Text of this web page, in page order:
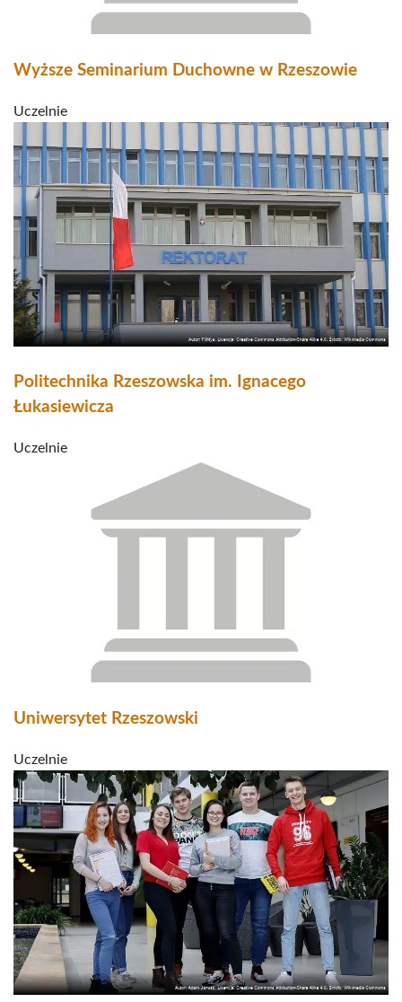
Wyższe Seminarium Duchowne w Rzeszowie
Uczelnie
Politechnika Rzeszowska im. Ignacego
Łukasiewicza
Uczelnie
Uniwersytet Rzeszowski
Uczelnie